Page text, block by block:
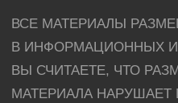
ВСЕ МАТЕРИАЛЫ
В ИНФОРМАЦИОННЫХ
ВЫ СЧИТАЕТЕ, ЧТО
МАТЕРИАЛА НАРУШАЕТ